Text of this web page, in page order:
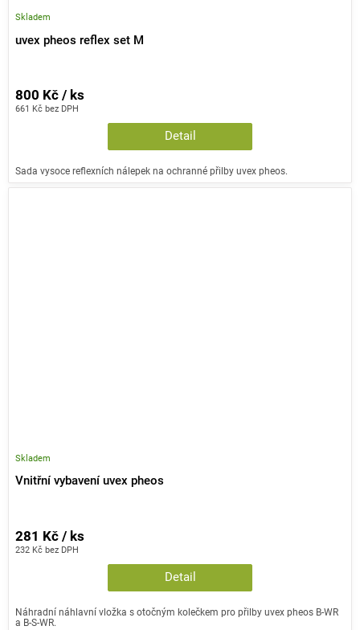
uvex pheos reflex set M
Skladem
661 Kč bez DPH
800 Kč / ks
Detail
Sada vysoce reflexních nálepek na ochranné přilby uvex pheos.
Vnitřní vybavení uvex pheos
Skladem
232 Kč bez DPH
281 Kč / ks
Detail
Náhradní náhlavní vložka s otočným kolečkem pro přilby uvex pheos B-WR
a B-S-WR.